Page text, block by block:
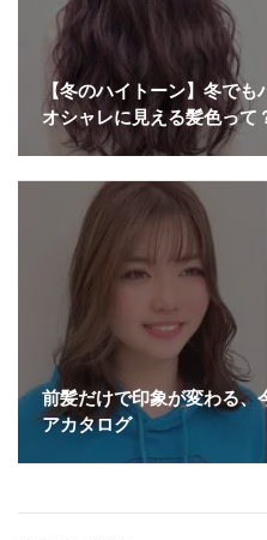
【冬のハイトーン】冬で
オシャレに見える髪色って
前髪だけで印象が変わる、
アカタログ